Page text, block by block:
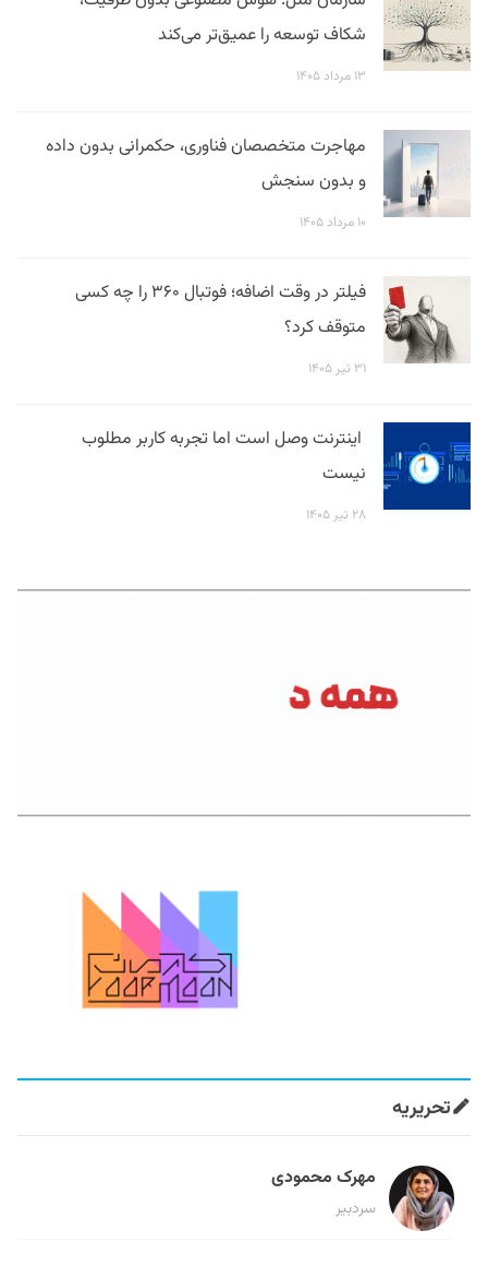
شکاف توسعه را عمیق‌تر می‌کند
۱۳ مرداد ۱۴۰۵
مهاجرت متخصصان فناوری، حکمرانی بدون داده
و بدون سنجش
۱۰ مرداد ۱۴۰۵
فیلتر در وقت اضافه؛ فوتبال ۳۶۰ را چه کسی
متوقف کرد؟
۳۱ تیر ۱۴۰۵
اینترنت وصل است اما تجربه کاربر مطلوب
نیست
۲۸ تیر ۱۴۰۵
تحریریه
مهرک محمودی
سردبیر